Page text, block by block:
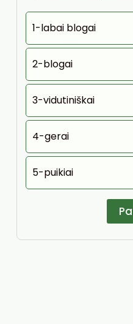
1-labai blogai
2-blogai
3-vidutiniškai
4-gerai
5-puikiai